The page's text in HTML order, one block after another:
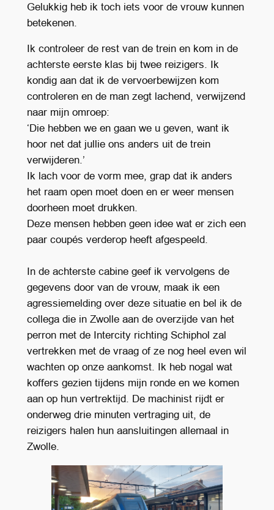
Gelukkig heb ik toch iets voor de vrouw kunnen
betekenen.
Ik controleer de rest van de trein en kom in de
achterste eerste klas bij twee reizigers. Ik
kondig aan dat ik de vervoerbewijzen kom
controleren en de man zegt lachend, verwijzend
naar mijn omroep:
‘Die hebben we en gaan we u geven, want ik
hoor net dat jullie ons anders uit de trein
verwijderen.’
Ik lach voor de vorm mee, grap dat ik anders
het raam open moet doen en er weer mensen
doorheen moet drukken.
Deze mensen hebben geen idee wat er zich een
paar coupés verderop heeft afgespeeld.
In de achterste cabine geef ik vervolgens de
gegevens door van de vrouw, maak ik een
agressiemelding over deze situatie en bel ik de
collega die in Zwolle aan de overzijde van het
perron met de Intercity richting Schiphol zal
vertrekken met de vraag of ze nog heel even wil
wachten op onze aankomst. Ik heb nogal wat
koffers gezien tijdens mijn ronde en we komen
aan op hun vertrektijd. De machinist rijdt er
onderweg drie minuten vertraging uit, de
reizigers halen hun aansluitingen allemaal in
Zwolle.